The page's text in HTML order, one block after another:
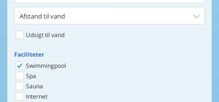
Afstand til vand
Udsigt til vand
Faciliteter
Swimmingpool
Spa
Sauna
Internet